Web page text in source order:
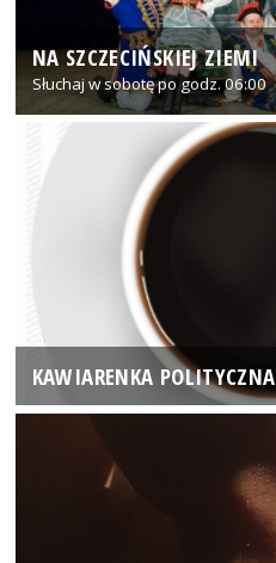
NA SZCZECIŃSKIEJ ZIEMI
Słuchaj w sobotę po godz. 06:00
KAWIARENKA POLITYCZNA